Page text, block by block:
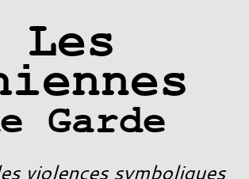
Les
Garde
violences symboliques